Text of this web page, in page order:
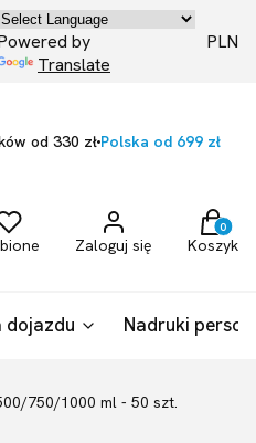
by
Translate
PLN
od 330 zł Polska od 699 zł
Zaloguj się Koszyk
dojazdu Nadruki
750/1000 ml - 50 szt.